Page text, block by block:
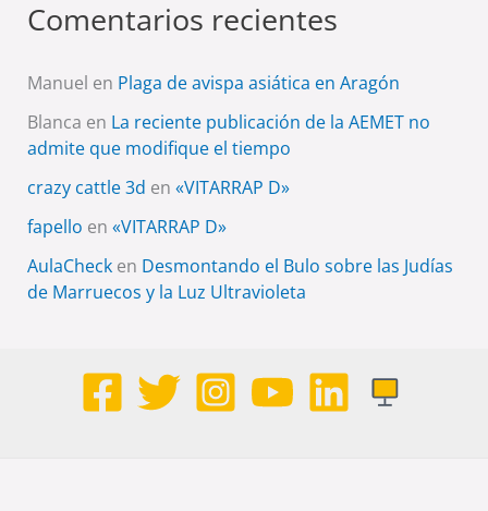
Comentarios recientes
Manuel en Plaga de avispa asiática en Aragón
Blanca en La reciente publicación de la AEMET no
admite que modifique el tiempo
crazy cattle 3d en «VITARRAP D»
fapello en «VITARRAP D»
AulaChecken Desmontando el Bulo sobre las Judías
de Marruecos y la Luz Ultravioleta